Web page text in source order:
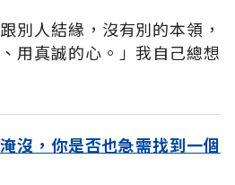
別人結緣，沒有別的本領，
用真誠的心。」我自己總想
沒，你是否也急需找到一個